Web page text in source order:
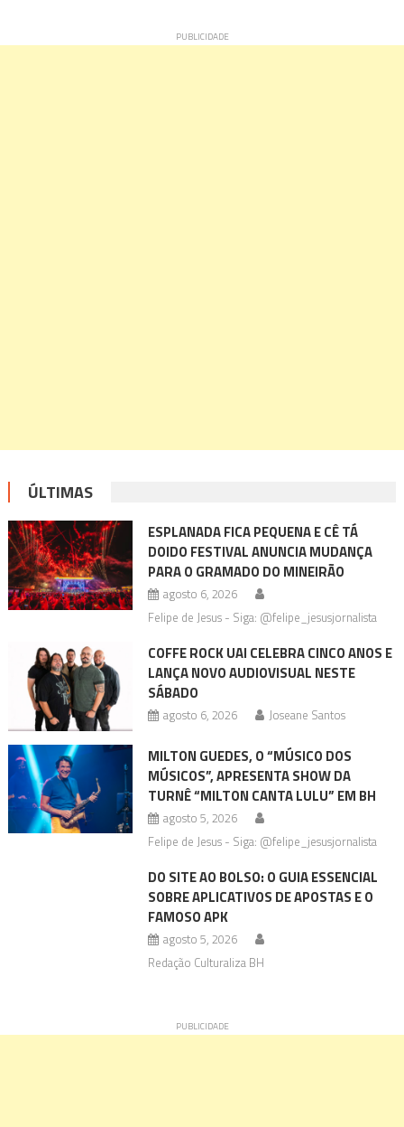
ÚLTIMAS
ESPLANADA FICA PEQUENA E CÊ TÁ
DOIDO FESTIVAL ANUNCIA MUDANÇA
PARA O GRAMADO DO MINEIRÃO
agosto 6, 2026
Felipe de Jesus - Siga: @felipe_jesusjornalista
COFFE ROCK UAI CELEBRA CINCO ANOS E
LANÇA NOVO AUDIOVISUAL NESTE
SÁBADO
agosto 6, 2026 Joseane Santos
MILTON GUEDES, O “MÚSICO DOS
MÚSICOS”, APRESENTA SHOW DA
TURNÊ “MILTON CANTA LULU” EM BH
agosto 5, 2026
Felipe de Jesus - Siga: @felipe_jesusjornalista
DO SITE AO BOLSO: O GUIA ESSENCIAL
SOBRE APLICATIVOS DE APOSTAS E O
FAMOSO APK
agosto 5, 2026
Redação Culturaliza BH